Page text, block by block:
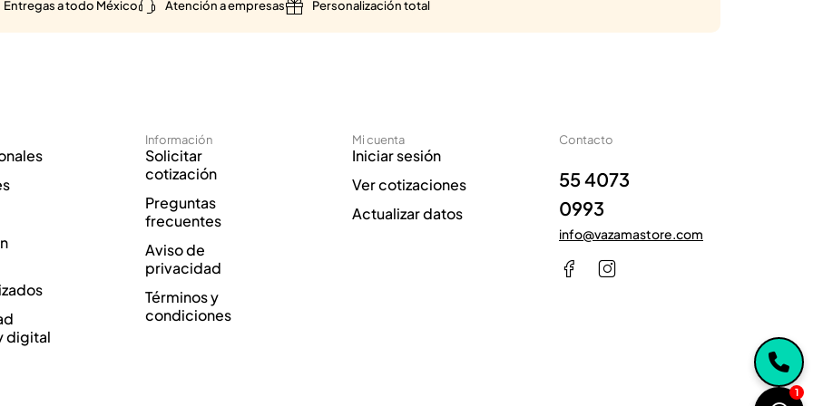
Entregas a todo México Atención a empresas Personalización total
digital
Información
Solicitar
cotización
Preguntas
frecuentes
Aviso de
privacidad
Términos y
condiciones
Mi cuenta
Iniciar sesión
Ver cotizaciones
Actualizar datos
Contacto
55 4073
0993
info@vazamastore.com
1